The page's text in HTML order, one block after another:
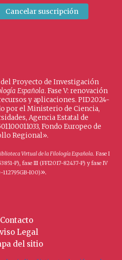
Proyecto de Investigación
Española. Fase V: renovación
y aplicaciones. PID2024-
por el Ministerio de Ciencia,
Agencia Estatal de
Fondo Europeo de
Regional».
Virtual de la Filología Española. Fase I
P), fase III (FFI2017-82437-P) y fase IV
112795GB-I00)».
Contacto
Legal
del sitio